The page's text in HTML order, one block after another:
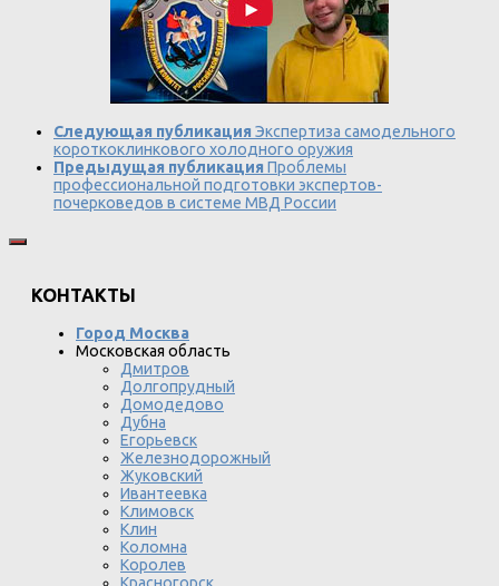
Следующая публикация Экспертиза самодельного
короткоклинкового холодного оружия
Предыдущая публикация Проблемы
профессиональной подготовки экспертов-
почерковедов в системе МВД России
КОНТАКТЫ
Город Москва
Московская область
Дмитров
Долгопрудный
Домодедово
Дубна
Егорьевск
Железнодорожный
Жуковский
Ивантеевка
Климовск
Клин
Коломна
Королев
Красногорск